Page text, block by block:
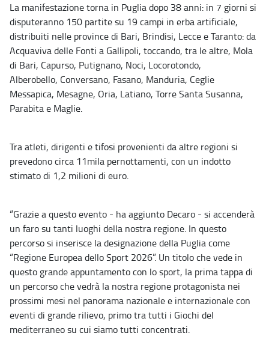
La manifestazione torna in Puglia dopo 38 anni: in 7 giorni si
disputeranno 150 partite su 19 campi in erba artificiale,
distribuiti nelle province di Bari, Brindisi, Lecce e Taranto: da
Acquaviva delle Fonti a Gallipoli, toccando, tra le altre, Mola
di Bari, Capurso, Putignano, Noci, Locorotondo,
Alberobello, Conversano, Fasano, Manduria, Ceglie
Messapica, Mesagne, Oria, Latiano, Torre Santa Susanna,
Parabita e Maglie.
Tra atleti, dirigenti e tifosi provenienti da altre regioni si
prevedono circa 11mila pernottamenti, con un indotto
stimato di 1,2 milioni di euro.
“Grazie a questo evento - ha aggiunto Decaro - si accenderà
un faro su tanti luoghi della nostra regione. In questo
percorso si inserisce la designazione della Puglia come
“Regione Europea dello Sport 2026”. Un titolo che vede in
questo grande appuntamento con lo sport, la prima tappa di
un percorso che vedrà la nostra regione protagonista nei
prossimi mesi nel panorama nazionale e internazionale con
eventi di grande rilievo, primo tra tutti i Giochi del
mediterraneo su cui siamo tutti concentrati.